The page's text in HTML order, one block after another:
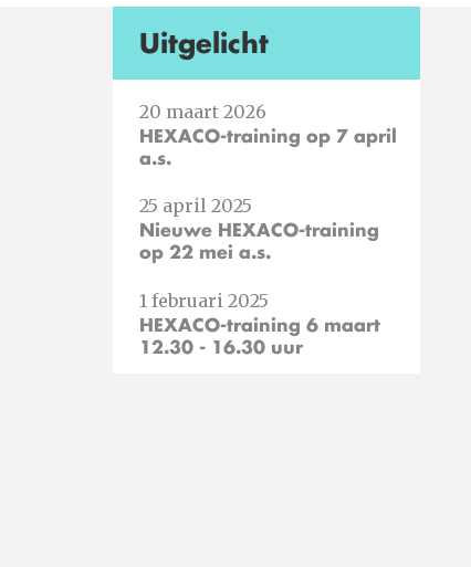
Uitgelicht
20 maart 2026
HEXACO-training op 7 april
a.s.
25 april 2025
Nieuwe HEXACO-training
op 22 mei a.s.
1 februari 2025
HEXACO-training 6 maart
12.30 - 16.30 uur